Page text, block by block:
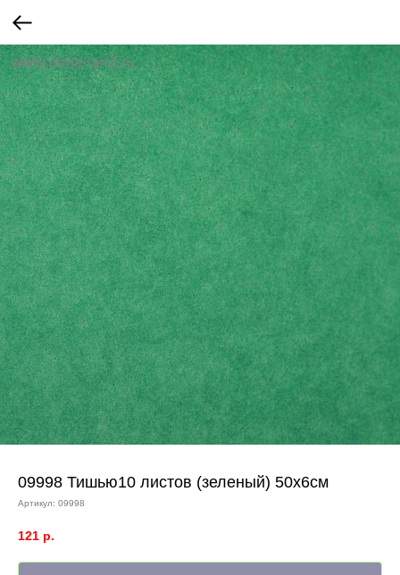
09998 Тишью10 листов (зеленый) 50х6см
Артикул: 09998
121 р.